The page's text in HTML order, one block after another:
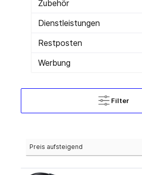
Zubehör
Dienstleistungen
Restposten
Werbung
Filter